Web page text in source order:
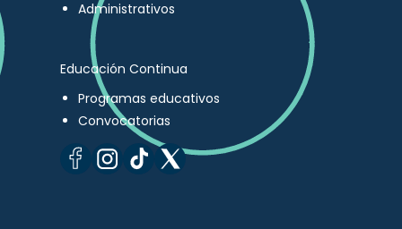
Administrativos
Educación Continua
Programas educativos
Convocatorias